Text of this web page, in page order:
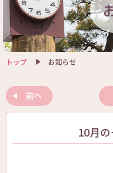
トップ お知らせ
前へ
10月